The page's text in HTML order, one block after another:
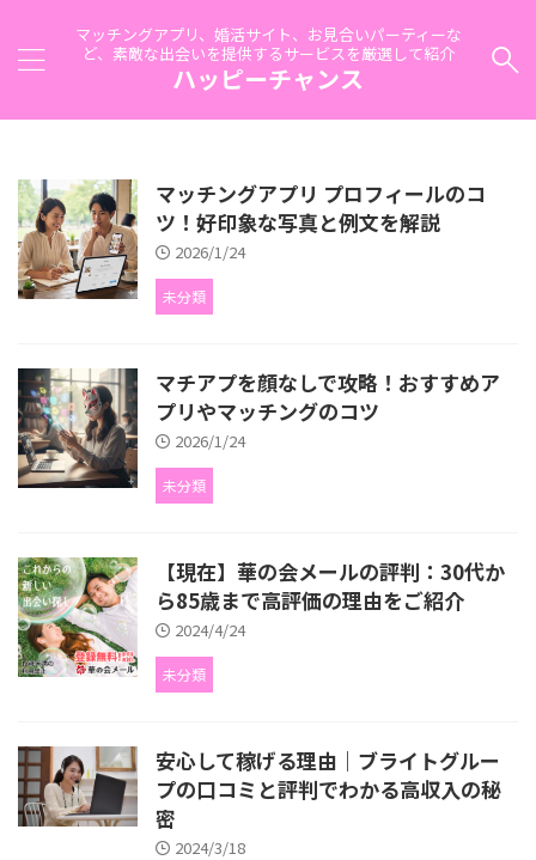
マッチングアプリ、婚活サイト、お見合いパーティーな
ど、素敵な出会いを提供するサービスを厳選して紹介
ハッピーチャンス
マッチングアプリ プロフィールのコ
ツ！好印象な写真と例文を解説
2026/1/24
未分類
マチアプを顔なしで攻略！おすすめア
プリやマッチングのコツ
2026/1/24
未分類
【現在】華の会メールの評判：30代か
ら85歳まで高評価の理由をご紹介
2024/4/24
未分類
安心して稼げる理由｜ブライトグルー
プの口コミと評判でわかる高収入の秘
密
2024/3/18